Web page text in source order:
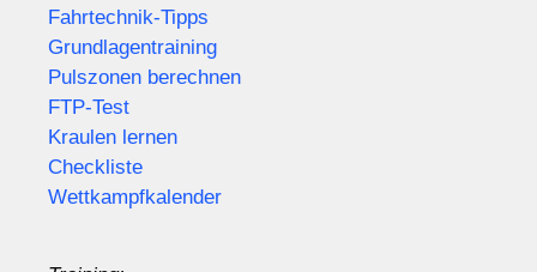
Fahrtechnik-Tipps
Grundlagentraining
Pulszonen berechnen
FTP-Test
Kraulen lernen
Checkliste
Wettkampfkalender